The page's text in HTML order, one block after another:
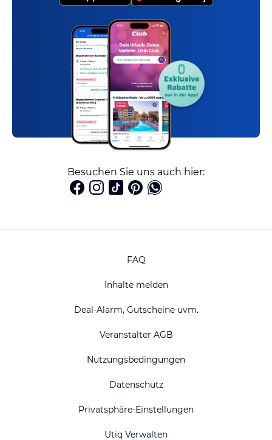
Besuchen Sie uns auch hier:
FAQ
Inhalte melden
Deal-Alarm, Gutscheine uvm.
Veranstalter AGB
Nutzungsbedingungen
Datenschutz
Privatsphäre-Einstellungen
Utiq Verwalten